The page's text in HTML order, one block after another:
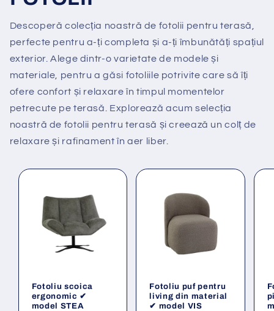
Descoperă colecția noastră de fotolii pentru terasă,
perfecte pentru a-ți completa și a-ți îmbunătăți spațiul
exterior. Alege dintr-o varietate de modele și
materiale, pentru a găsi fotoliile potrivite care să îți
ofere confort și relaxare în timpul momentelor
petrecute pe terasă. Explorează acum selecția
noastră de fotolii pentru terasă și creează un colț de
relaxare și rafinament în aer liber.
Fotoliu scoica
ergonomic ✔
model STEA
Fotoliu puf pentru
living din material
✔ model VIS